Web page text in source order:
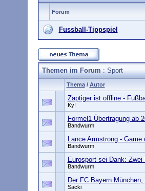
Forum
Fussball-Tippspiel
Themen im Forum: Sport
Thema/ Autor
Zaptiger ist offline -
Ky!
Formel1 Übertragung ab
Bandwurm
Lance Armstrong - Game
Bandwurm
Eurosport sei Dank:
Bandwurm
Der FC Bayern
Sacki